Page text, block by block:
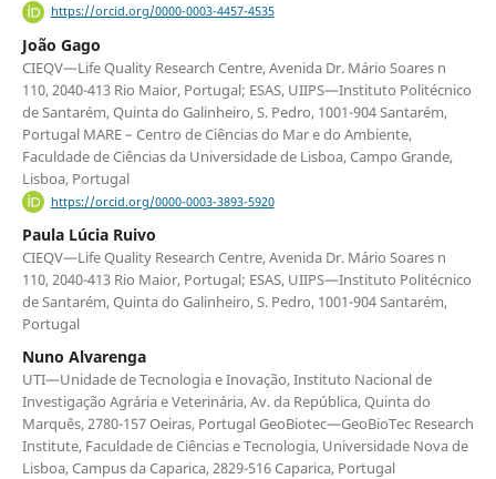
https://orcid.org/0000-0003-4457-4535
João Gago
CIEQV—Life Quality Research Centre, Avenida Dr. Mário Soares n
110, 2040-413 Rio Maior, Portugal; ESAS, UIIPS—Instituto Politécnico
de Santarém, Quinta do Galinheiro, S. Pedro, 1001-904 Santarém,
Portugal MARE – Centro de Ciências do Mar e do Ambiente,
Faculdade de Ciências da Universidade de Lisboa, Campo Grande,
Lisboa, Portugal
https://orcid.org/0000-0003-3893-5920
Paula Lúcia Ruivo
CIEQV—Life Quality Research Centre, Avenida Dr. Mário Soares n
110, 2040-413 Rio Maior, Portugal; ESAS, UIIPS—Instituto Politécnico
de Santarém, Quinta do Galinheiro, S. Pedro, 1001-904 Santarém,
Portugal
Nuno Alvarenga
UTI—Unidade de Tecnologia e Inovação, Instituto Nacional de
Investigação Agrária e Veterinária, Av. da República, Quinta do
Marquês, 2780-157 Oeiras, Portugal GeoBiotec—GeoBioTec Research
Institute, Faculdade de Ciências e Tecnologia, Universidade Nova de
Lisboa, Campus da Caparica, 2829-516 Caparica, Portugal